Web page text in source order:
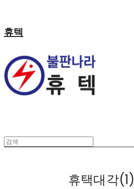
휴텍
휴택대각(1)